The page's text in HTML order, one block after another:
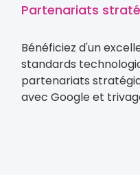
Partenariats
Bénéficiez d'un
standards
partenariats
avec Google et